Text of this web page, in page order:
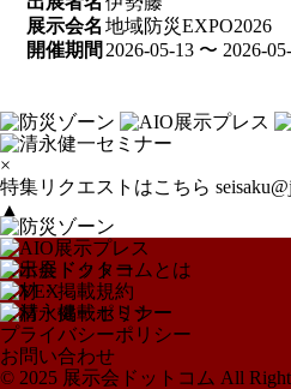
展示会名 地域防災EXPO2026
開催期間 2026-05-13 〜 2026-
×
特集リクエストはこちら
展示会ドットコムとは
取材・掲載規約
取材・掲載ポリシー
プライバシーポリシー
お問い合わせ
© 2025 展示会ドットコム All
▲